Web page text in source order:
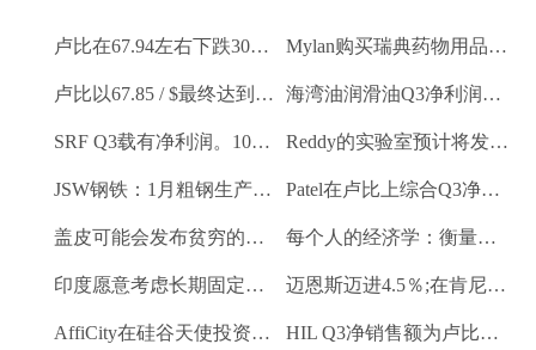
卢比在67.94左右下跌30杆，反对美元 Mylan购买瑞典药物用品Meda
卢比以67.85 / $最终达到5杆 海湾油润滑油Q3净利润卢比。26.2亿卢比
SRF Q3载有净利润。100.6亿卢比 Reddy的实验室预计将发布令人印象深刻的Q3号码
JSW钢铁：1月粗钢生产9.27 LK吨 Patel在卢比上综合Q3净利润。2.1亿卢比
盖皮可能会发布贫穷的Q3数字 每个人的经济学：衡量新的GDP
印度愿意考虑长期固定价格合同供应燃气供应：Piyush Goyal. 迈恩斯迈进4.5％;在肯尼亚获得普遍公司的控制股权
AffiCity在硅谷天使投资者和创始人获得1.2亿美元天使的资金 HIL Q3净销售额为卢比。215亿卢比